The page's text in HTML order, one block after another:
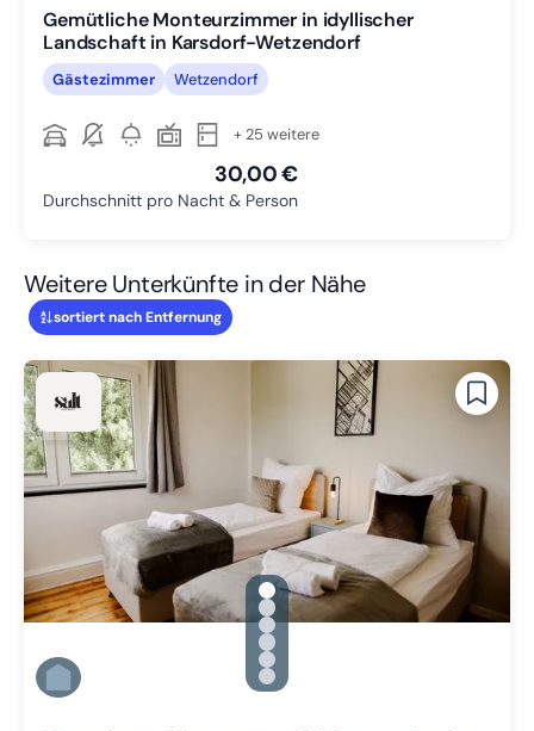
Gemütliche Monteurzimmer in idyllischer
Landschaft in Karsdorf-Wetzendorf
Gästezimmer Wetzendorf
+ 25 weitere
30,00 €
Durchschnitt pro Nacht & Person
Weitere Unterkünfte in der Nähe
sortiert nach Entfernung
gallery.slide_selector
Zu Slide 1 wechseln
Zu Slide 2 wechseln
Zu Slide 3 wechseln
Zu Slide 4 wechseln
Zu Slide 5 wechseln
Zu Slide 6 wechseln